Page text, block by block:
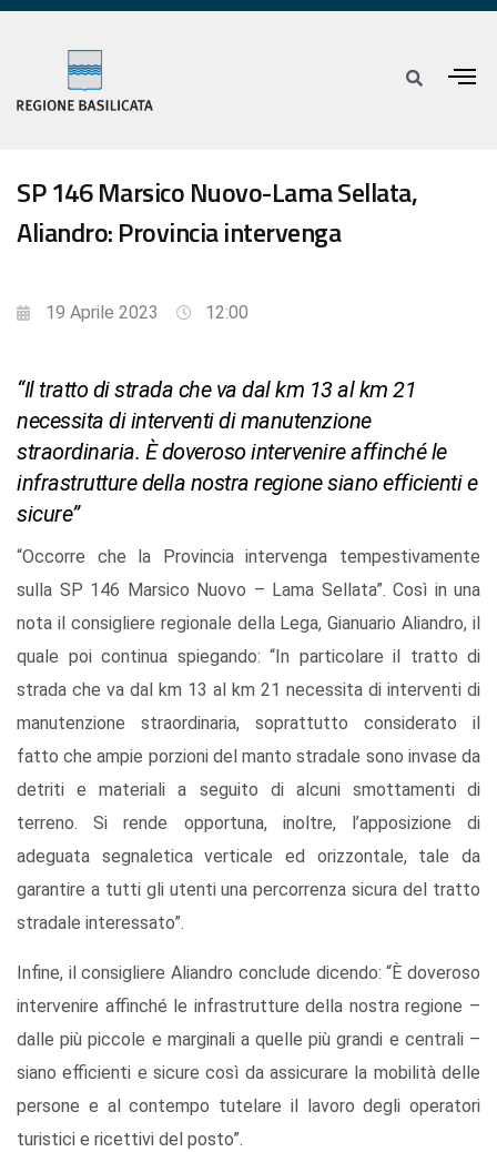
SP 146 Marsico Nuovo-Lama Sellata,
Aliandro: Provincia intervenga
19 Aprile 2023 12:00
“Il tratto di strada che va dal km 13 al km 21
necessita di interventi di manutenzione
straordinaria. È doveroso intervenire affinché le
infrastrutture della nostra regione siano efficienti e
sicure”
“Occorre che la Provincia intervenga tempestivamente
sulla SP 146 Marsico Nuovo – Lama Sellata”. Così in una
nota il consigliere regionale della Lega, Gianuario Aliandro, il
quale poi continua spiegando: “In particolare il tratto di
strada che va dal km 13 al km 21 necessita di interventi di
manutenzione straordinaria, soprattutto considerato il
fatto che ampie porzioni del manto stradale sono invase da
detriti e materiali a seguito di alcuni smottamenti di
terreno. Si rende opportuna, inoltre, l’apposizione di
adeguata segnaletica verticale ed orizzontale, tale da
garantire a tutti gli utenti una percorrenza sicura del tratto
stradale interessato”.
Infine, il consigliere Aliandro conclude dicendo: “È doveroso
intervenire affinché le infrastrutture della nostra regione –
dalle più piccole e marginali a quelle più grandi e centrali –
siano efficienti e sicure così da assicurare la mobilità delle
persone e al contempo tutelare il lavoro degli operatori
turistici e ricettivi del posto”.